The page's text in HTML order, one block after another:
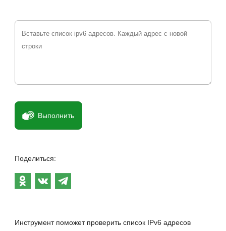
Выполнить
Поделиться:
Инструмент поможет проверить список IPv6 адресов